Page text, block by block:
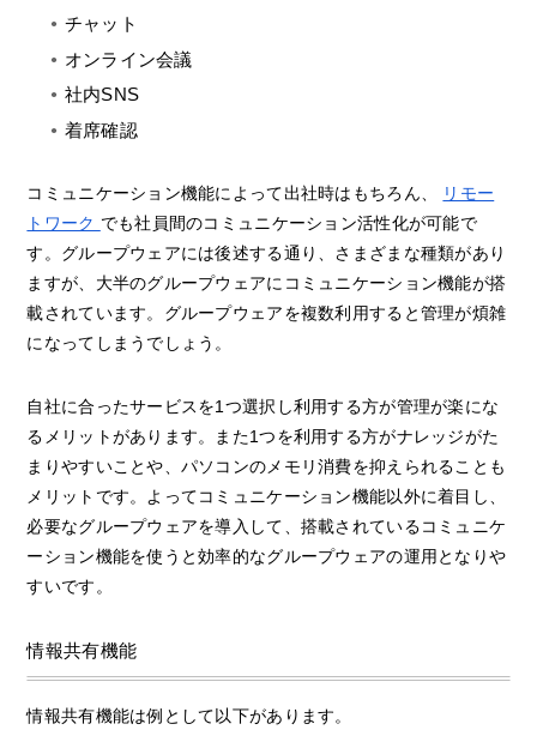
チャット
オンライン会議
社内SNS
着席確認
コミュニケーション機能によって出社時はもちろん、
リモー
トワーク でも社員間のコミュニケーション活性化が可能で
す。グループウェアには後述する通り、さまざまな種類があり
ますが、大半のグループウェアにコミュニケーション機能が搭
載されています。グループウェアを複数利用すると管理が煩雑
になってしまうでしょう。
自社に合ったサービスを1つ選択し利用する方が管理が楽にな
るメリットがあります。また1つを利用する方がナレッジがた
まりやすいことや、パソコンのメモリ消費を抑えられることも
メリットです。よってコミュニケーション機能以外に着目し、
必要なグループウェアを導入して、搭載されているコミュニケ
ーション機能を使うと効率的なグループウェアの運用となりや
すいです。
情報共有機能
情報共有機能は例として以下があります。